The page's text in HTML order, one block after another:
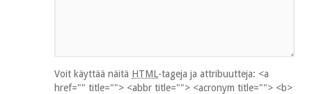
Voit käyttää näitä HTML-tageja ja attribuutteja: <a
href="" title=""> <abbr title=""> <acronym title=""> <b>